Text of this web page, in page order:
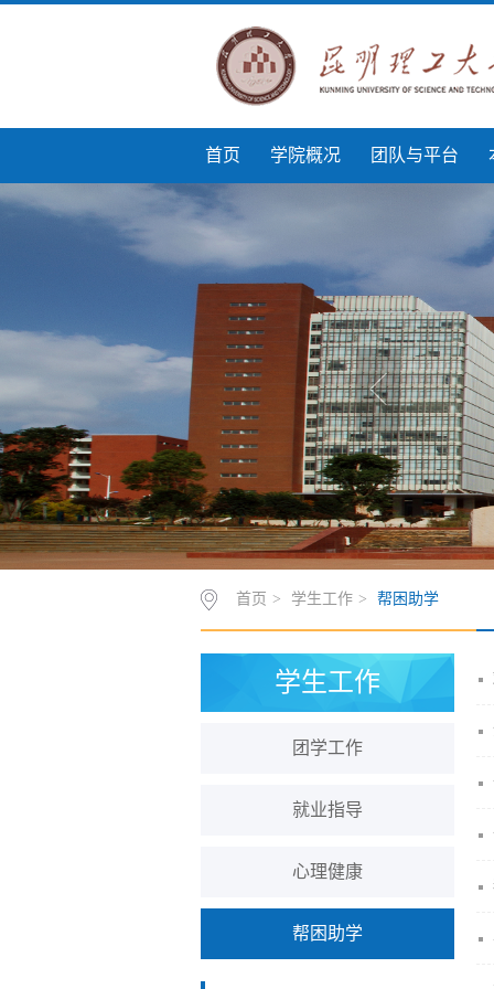
首页 学院概况 团队与平台
首页 > 学生工作 > 帮困助学
学生工作
团学工作
就业指导
心理健康
帮困助学